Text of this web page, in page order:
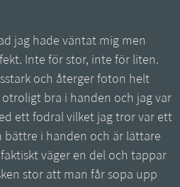
jag hade väntat mig men
Inte för stor, inte för liten.
och återger foton helt
bra i handen och jag var
ett fodral vilket jag tror var ett
bättre i handen och är lättare
väger en del och tappar
stor att man får sopa upp